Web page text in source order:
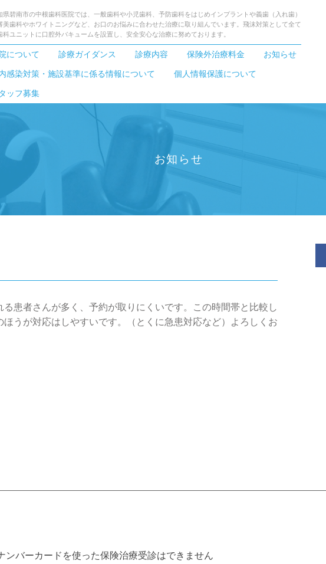
県碧南市の中根歯科医院では、一般歯科や小児歯科、予防歯科をはじめインプラントや義歯（入れ歯）
美歯科やホワイトニングなど、お口のお悩みに合わせた治療に取り組んでいます。飛沫対策として全て
科ユニットに口腔外バキュームを設置し、安全安心な治療に努めております。
について 診療ガイダンス 診療内容 保険外治療料金
お知らせ
感染対策・施設基準に係る情報について
個人情報保護について
ッフ募集
お知らせ
患者さんが多く、予約が取りにくいです。この時間帯と比較し
うが対応はしやすいです。（とくに急患対応など）よろしくお
ンバーカードを使った保険治療受診はできません